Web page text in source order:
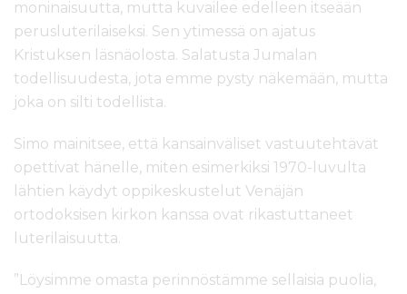
moninaisuutta, mutta kuvailee edelleen itseään
perusluterilaiseksi. Sen ytimessä on ajatus
Kristuksen läsnäolosta. Salatusta Jumalan
todellisuudesta, jota emme pysty näkemään, mutta
joka on silti todellista.
Simo mainitsee, että kansainväliset vastuutehtävät
opettivat hänelle, miten esimerkiksi 1970-luvulta
lähtien käydyt oppikeskustelut Venäjän
ortodoksisen kirkon kanssa ovat rikastuttaneet
luterilaisuutta.
”Löysimme omasta perinnöstämme sellaisia puolia,